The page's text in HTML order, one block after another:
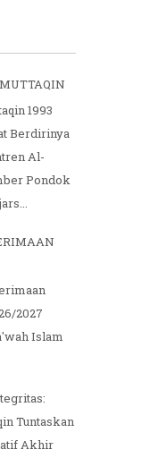
1993
Berdirinya
Al-
Pondok
2027
Islam
Tuntaskan
Akhir